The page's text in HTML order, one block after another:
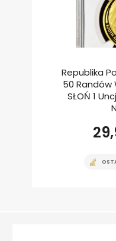
Republika
50 Randów
SŁOŃ 1